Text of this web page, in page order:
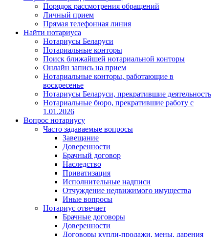
Порядок рассмотрения обращений
Личный прием
Прямая телефонная линия
Найти нотариуса
Нотариусы Беларуси
Нотариальные конторы
Поиск ближайшей нотариальной конторы
Онлайн запись на прием
Нотариальные конторы, работающие в
воскресенье
Нотариусы Беларуси, прекратившие деятельность
Нотариальные бюро, прекратившие работу с
1.01.2026
Вопрос нотариусу
Часто задаваемые вопросы
Завещание
Доверенности
Брачный договор
Наследство
Приватизация
Исполнительные надписи
Отчуждение недвижимого имущества
Иные вопросы
Нотариус отвечает
Брачные договоры
Доверенности
Договоры купли-продажи, мены, дарения